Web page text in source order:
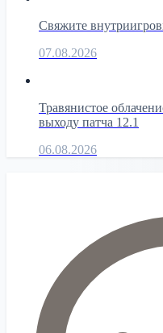
Свяжите
07.08.2026
Травянистое
выходу патча 12.1
06.08.2026